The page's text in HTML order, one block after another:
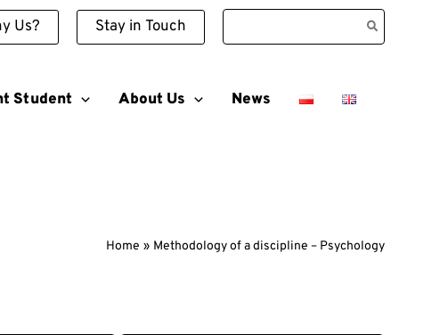
Us? Stay in Touch
Search
for:
Student About Us News
Home Methodology of a discipline – Psychology